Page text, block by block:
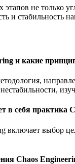
не только
и стабильность
и какие
в себя практика
включает выбор
Chaos